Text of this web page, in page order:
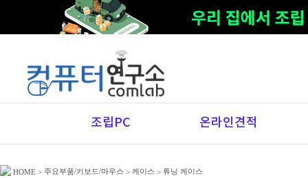
조립PC 온라인견적
HOME > 주요부품/키보드/마우스 > 케이스 > 튜닝 케이스